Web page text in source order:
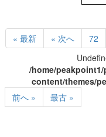
« 最新 « 次へ 72
/home/
content/themes/
前へ »
最古 »